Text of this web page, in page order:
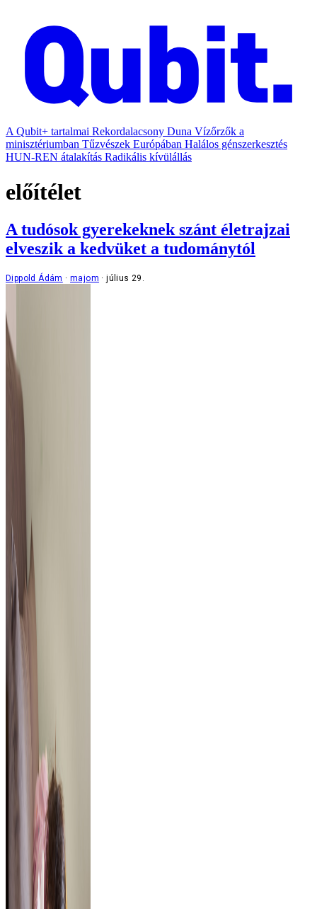
A Qubit+ tartalmai Rekordalacsony Duna Vízőrzők a
minisztériumban Tűzvészek Európában Halálos génszerkesztés
HUN-REN átalakítás Radikális kívülállás
előítélet
A tudósok gyerekeknek szánt életrajzai
elveszik a kedvüket a tudománytól
Dippold Ádám majom július 29.